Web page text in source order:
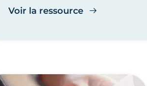
Voir la ressource